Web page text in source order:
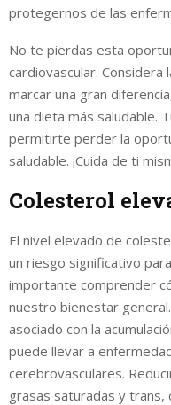
protegernos de las
No te pierdas esta
cardiovascular. Considera
marcar una gran
una dieta más saludable.
permitirte perder la
saludable. ¡Cuida de ti
Colesterol
El nivel elevado de
un riesgo significativo
importante comprender
nuestro bienestar
asociado con la
puede llevar a
cerebrovasculares.
grasas saturadas y